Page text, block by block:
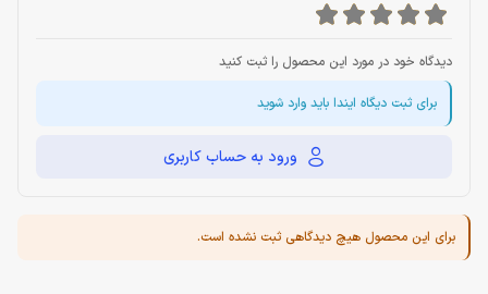
دیدگاه خود در مورد این محصول را ثبت کنید
برای ثبت دیگاه ایندا باید وارد شوید
ورود به حساب کاربری
برای این محصول هیچ دیدگاهی ثبت نشده است.